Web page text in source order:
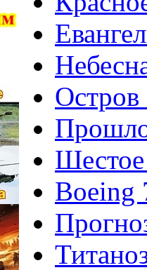
Остров
Шестое
Boeing